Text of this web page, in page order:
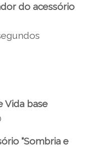
do acessório
Vida base
“Sombria e